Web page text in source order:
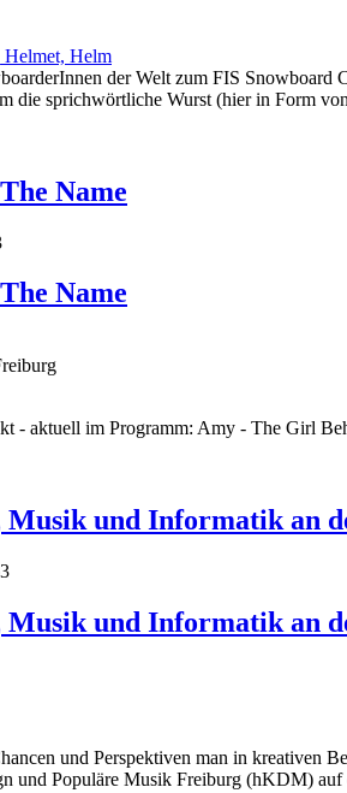
der Welt zum FIS Snowboard
sprichwörtliche Wurst (hier in Form
Name
Name
- aktuell im Programm: Amy - The Girl
Musik und Informatik an
Musik und Informatik an
und Perspektiven man in kreativen
und Populäre Musik Freiburg (hKDM) auf